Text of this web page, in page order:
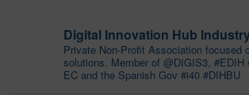
Digital Innovation Hub
Private Non-Profit Association focused
solutions. Member of @DIGIS3, #EDIH
EC and the Spanish Gov #i40 #DIHBU